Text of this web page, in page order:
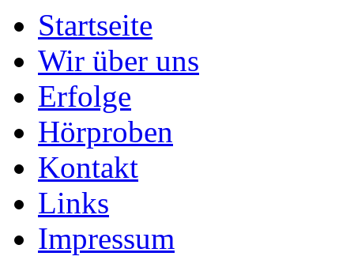
Startseite
Wir über uns
Erfolge
Hörproben
Kontakt
Links
Impressum